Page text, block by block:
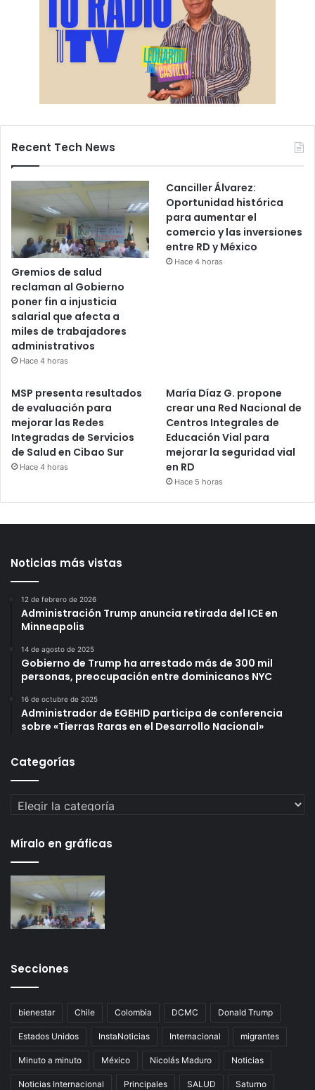
Recent Tech News
Gremios de salud
reclaman al Gobierno
poner fin a injusticia
salarial que afecta a
miles de trabajadores
administrativos
Hace 4 horas
Canciller Álvarez:
Oportunidad histórica
para aumentar el
comercio y las inversiones
entre RD y México
Hace 4 horas
MSP presenta resultados
de evaluación para
mejorar las Redes
Integradas de Servicios
de Salud en Cibao Sur
Hace 4 horas
María Díaz G. propone
crear una Red Nacional de
Centros Integrales de
Educación Vial para
mejorar la seguridad vial
en RD
Hace 5 horas
Noticias más vistas
12 de febrero de 2026
Administración Trump anuncia retirada del ICE en
Minneapolis
14 de agosto de 2025
Gobierno de Trump ha arrestado más de 300 mil
personas, preocupación entre dominicanos NYC
16 de octubre de 2025
Administrador de EGEHID participa de conferencia
sobre «Tierras Raras en el Desarrollo Nacional»
Categorías
Categorías
Míralo en gráficas
Secciones
bienestar Chile Colombia DCMC Donald Trump
Estados Unidos InstaNoticias Internacional migrantes
Minuto a minuto México Nicolás Maduro Noticias
Noticias Internacional Principales SALUD Saturno